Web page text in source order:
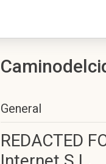
General
REDACTED